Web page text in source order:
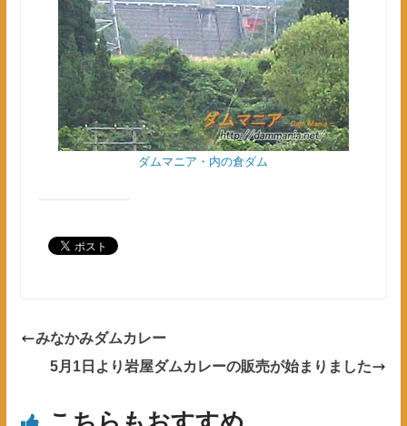
ダムマニア・内の倉ダム
みなかみダムカレー
5月1日より岩屋ダムカレーの販売が始まりました